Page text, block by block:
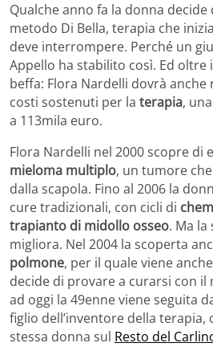
Qualche anno fa la donna
metodo Di Bella, terapia che
deve interrompere. Perché un
Appello ha stabilito così. Ed oltre
beffa: Flora Nardelli dovrà anche
costi sostenuti per la terapia,
a 113mila euro.
Flora Nardelli nel 2000 scopre di
mieloma multiplo, un tumore
dalla scapola. Fino al 2006 la
cure tradizionali, con cicli di
trapianto di midollo osseo. Ma
migliora. Nel 2004 la scoperta
polmone, per il quale viene
decide di provare a curarsi con il
ad oggi la 49enne viene seguita
figlio dell’inventore della
stessa donna sul Resto del